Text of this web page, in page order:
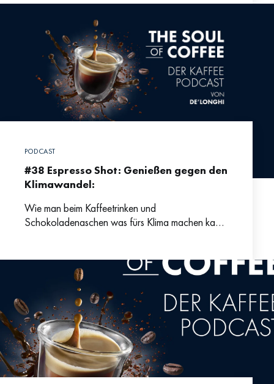
Kaffee-Professional
PODCAST
#38 Espresso Shot: Genießen gegen den
Klimawandel:
Wie man beim Kaffeetrinken und
Schokoladenaschen was fürs Klima machen kann